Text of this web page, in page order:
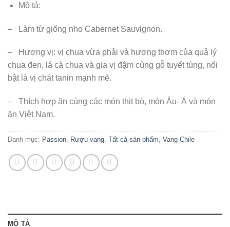
Mô tả:
– Làm từ giống nho Cabernet Sauvignon.
–
Hương vị: vị chua vừa phải và hương thơm của quả lý
chua đen, lá cà chua và gia vị đậm cùng gỗ tuyết tùng, nổi
bật là vị chát tanin mạnh mẽ.
–
Thích hợp ăn cùng các món thịt bò, món Âu- Á và món
ăn Việt Nam.
Danh mục: Passion, Rượu vang, Tất cả sản phẩm, Vang Chile
MÔ TẢ